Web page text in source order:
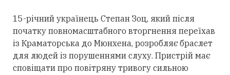
15-річний українець Степан Зоц, який після
початку повномасштабного вторгнення переїхав
із Краматорська до Мюнхена, розробляє браслет
для людей із порушеннями слуху. Пристрій має
сповіщати про повітряну тривогу сильною